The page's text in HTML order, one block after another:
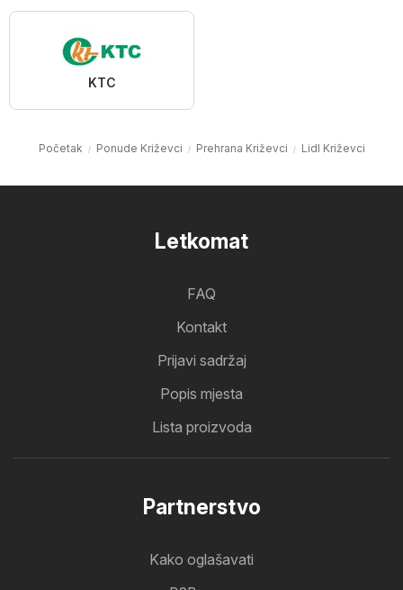
KTC
Početak Ponude Križevci Prehrana Križevci Lidl Križevci
Letkomat
FAQ
Kontakt
Prijavi sadržaj
Popis mjesta
Lista proizvoda
Partnerstvo
Kako oglašavati